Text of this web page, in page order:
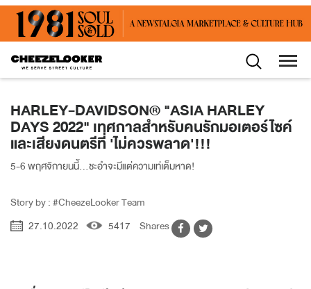
HARLEY-DAVIDSON® "ASIA HARLEY
DAYS 2022" เทศกาลสำหรับคนรักมอเตอร์ไซค์
และเสียงดนตรีที่ 'ไม่ควรพลาด'!!!
5-6 พฤศจิกายนนี้...ชะอำจะมีแต่ความเท่เต็มหาด!
Story by : #CheezeLooker Team
27.10.2022
5417 Shares